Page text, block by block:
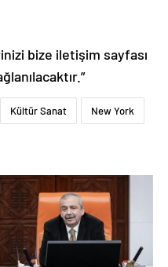
bize iletişim sayfası
Kültür Sanat New York